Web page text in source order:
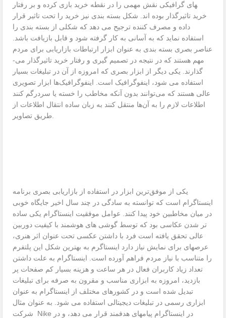
های گرافیکی نقش مهمی را در نقطه خرید بازی کرده و بر رفتار
خرید تاثیرگذار بوده اند. شکل بسته بندی نیز خرید را تحت تاثیر قرار
داده و مصرف­ کننده ترجیح می­ دهد که شکلی از بسته بندی را
استفاده نماید که به آسانی به کار گرفته شود و قابل بازیافت باشد.
عناصر بصری بسته بندی به عنوان ابزار ارتباطات بازاریابی برای مردم
مهم هستند که در نتیجه در تصمیم گیری و رفتار خرید تاثیرگذار می­
گذارند. یکی دیگر از ابزار بصری که امروزه از آن در تبلیغات بسیار
استفاده می­ شود، اینفوگرافیک است. اینفوگرافیک‌ها ابزار تصویری
عالی هستند که می‌توانند بدون آنکه مخاطب را خسته یا سردرگم کنند
اطلاعات لازم را به آن‌ها منتقل کنند به زبان ساده انتقال اطلاعات از
یکی از موفق‌ترین ابزار در استفاده از بازاریابی بصری برنامه
اینستاگرام است که توانسته به سادگی در چند سال اخیر جایگاه خوبی
در میان مخاطبین خود پیدا کنند. عوامل موفقیت اینستاگرام یکی ساده
­تر شدن عکاسی بود که توسط گوشی­ های هوشمند با کیفیت دوربین
عالی تحقق یافته است فرد با داشتن عکسی تحت عنوان اثر هنری،
عرصه­ای برای نمایش نیاز دارد اینستاگرم به بهترین شکل این پلتفرم
را متناسب با نیاز مردم فراهم آورده است. اینستاگرام به علت داشتن
تعداد زیاد کاربران فعال در هر ساعت و هزینه بسیار کم صفحات پر
بازدید، امروزه به ابزاری مناسب و مقرون به صرفه برای تبلیغات
تبدیل شده است و در کشورهای مختلف از اینستاگرام به عنوان
ابزاری رسمی در تبلیغات دیجیتالی استفاده می ­شود. به عنوان مثال
شرکت Nike در اینستاگرام پیام­های هدفمند قرار می­ دهد، و در